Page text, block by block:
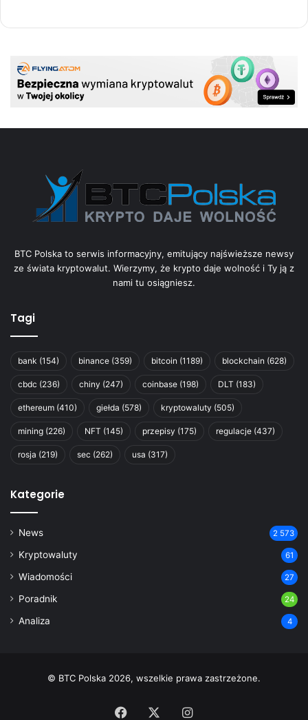
BTC Polska to serwis informacyjny, emitujący najświeższe newsy
ze świata kryptowalut. Wierzymy, że krypto daje wolność i Ty ją z
nami tu osiągniesz.
Tagi
bank (154) binance (359) bitcoin (1189) blockchain (628)
cbdc (236) chiny (247) coinbase (198) DLT (183)
ethereum (410) giełda (578) kryptowaluty (505)
mining (226) NFT (145) przepisy (175) regulacje (437)
rosja (219) sec (262) usa (317)
Kategorie
News 2 573
Kryptowaluty 61
Wiadomości 27
Poradnik 24
Analiza 4
© BTC Polska 2026, wszelkie prawa zastrzeżone.
Facebook Instagram